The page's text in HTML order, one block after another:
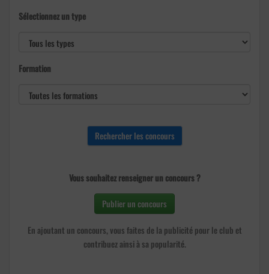
Sélectionnez un type
Formation
Vous souhaitez renseigner un concours ?
Publier un concours
En ajoutant un concours, vous faites de la publicité pour le club et
contribuez ainsi à sa popularité.